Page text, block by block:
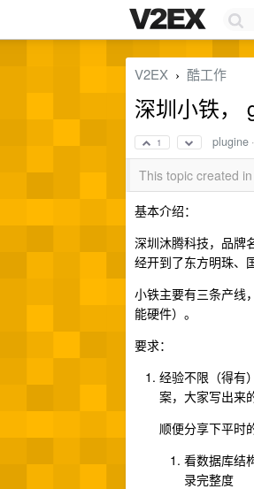
V2EX › 酷工作
深圳小铁，
1 plugine ·
This topic created
基本介绍：
深圳沐腾科技，品牌
经开到了东方明珠、
小铁主要有三条产线
能硬件）。
要求：
经验不限（得有
案，大家写出来
顺便分享下平时
看数据库结
录完整度